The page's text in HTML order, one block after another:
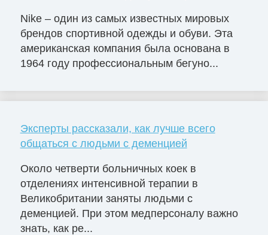
Nike – один из самых известных мировых
брендов спортивной одежды и обуви. Эта
американская компания была основана в
1964 году профессиональным бегуно...
Эксперты рассказали, как лучше всего
общаться с людьми с деменцией
Около четверти больничных коек в
отделениях интенсивной терапии в
Великобритании заняты людьми с
деменцией. При этом медперсоналу важно
знать, как ре...